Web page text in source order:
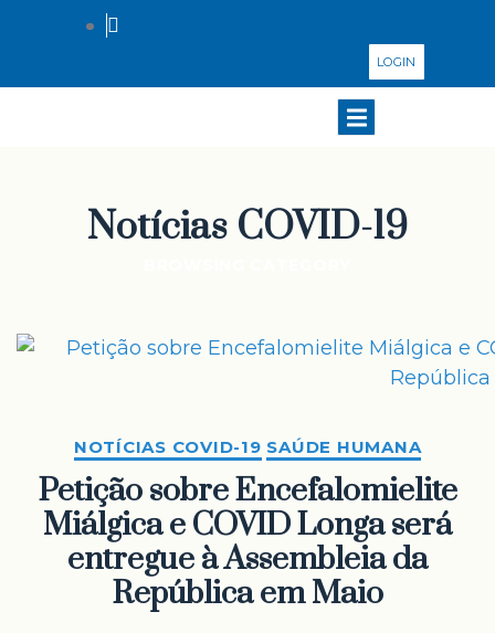
LOGIN
Notícias COVID-19
NOTÍCIAS COVID-19 SAÚDE HUMANA
Petição sobre Encefalomielite
Miálgica e COVID Longa será
entregue à Assembleia da
República em Maio